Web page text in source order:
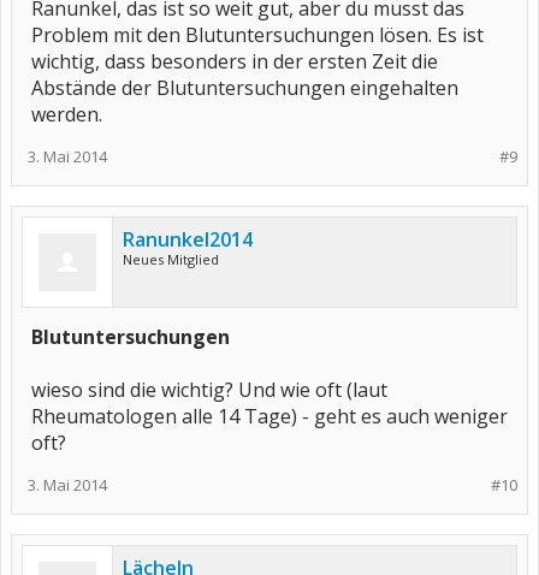
Ranunkel, das ist so weit gut, aber du musst das
Problem mit den Blutuntersuchungen lösen. Es ist
wichtig, dass besonders in der ersten Zeit die
Abstände der Blutuntersuchungen eingehalten
werden.
#9
3. Mai 2014
Ranunkel2014
Neues Mitglied
Blutuntersuchungen
wieso sind die wichtig? Und wie oft (laut
Rheumatologen alle 14 Tage) - geht es auch weniger
oft?
#10
3. Mai 2014
Lächeln